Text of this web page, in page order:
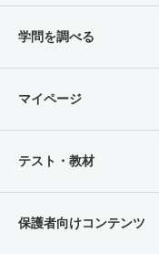
学問を調べる
マイページ
テスト・教材
保護者向けコンテンツ